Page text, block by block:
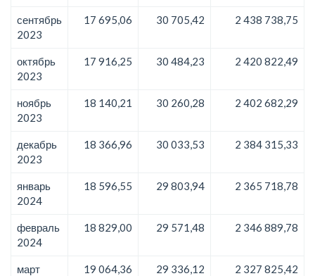
сентябрь
2023
17 695,06 30 705,42 2 438 738,75
октябрь
2023
17 916,25 30 484,23 2 420 822,49
ноябрь
2023
18 140,21 30 260,28 2 402 682,29
декабрь
2023
18 366,96 30 033,53 2 384 315,33
январь
2024
18 596,55 29 803,94 2 365 718,78
февраль
2024
18 829,00 29 571,48 2 346 889,78
март
19 064,36 29 336,12 2 327 825,42